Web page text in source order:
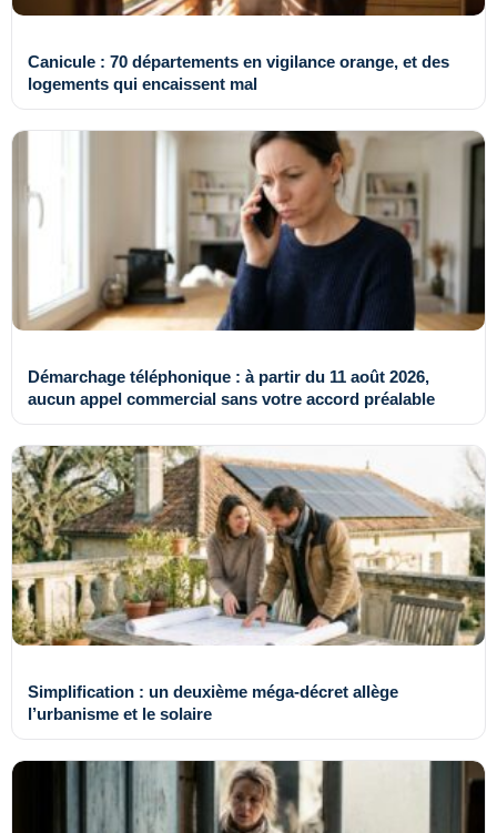
Canicule : 70 départements en vigilance orange, et des
logements qui encaissent mal
Démarchage téléphonique : à partir du 11 août 2026,
aucun appel commercial sans votre accord préalable
Simplification : un deuxième méga-décret allège
l’urbanisme et le solaire